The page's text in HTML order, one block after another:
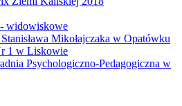
widowiskowe
Stanisława Mikołajczaka w Opatówku
1 w Liskowie
Psychologiczno-Pedagogiczna w